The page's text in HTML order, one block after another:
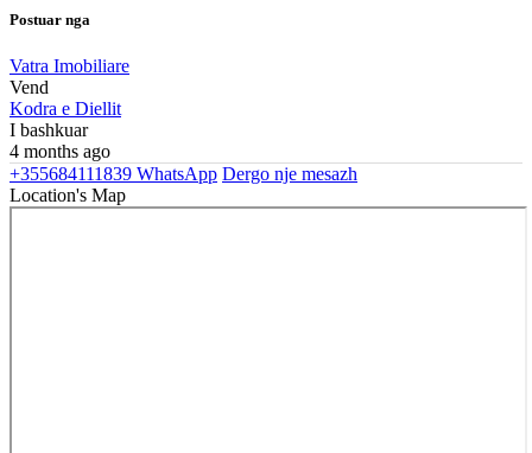
Postuar nga
Vatra Imobiliare
Vend
Kodra e Diellit
I bashkuar
4 months ago
+355684111839 WhatsApp Dergo nje mesazh
Location's Map